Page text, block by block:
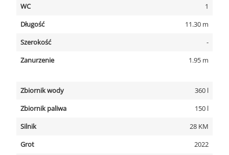
WC
1
Długość
11.30 m
Szerokość
-
Zanurzenie
1.95 m
Zbiornik wody
360 l
Zbiornik paliwa
150 l
Silnik
28 KM
Grot
2022